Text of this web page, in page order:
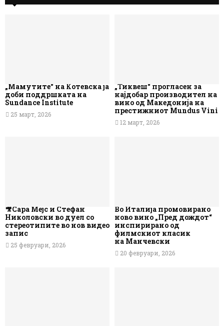
„Мамутите“ на Котевска ја
доби поддршката на
Sundance Institute
25 март, 2026
„Тиквеш“ прогласен за
најдобар производител на
вино од Македонија на
престижниот Mundus Vini
12 март, 2026
🎥Сара Мејс и Стефан
Николовски во дуел со
стереотипите во нов видео
запис
25 февруари, 2026
Во Италија промовирано
ново вино „Пред дождот“
инспирирано од
филмскиот класик
на Манчевски
20 февруари, 2026